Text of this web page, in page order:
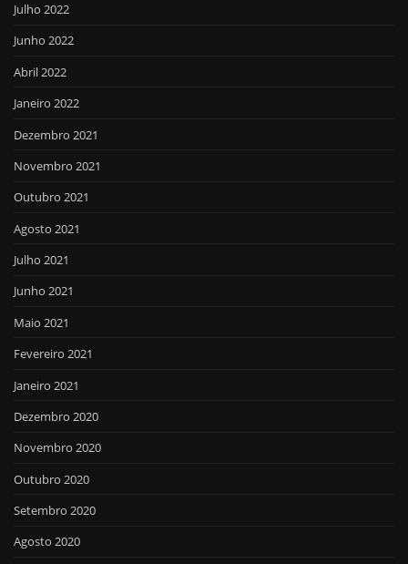
Julho 2022
Junho 2022
Abril 2022
Janeiro 2022
Dezembro 2021
Novembro 2021
Outubro 2021
Agosto 2021
Julho 2021
Junho 2021
Maio 2021
Fevereiro 2021
Janeiro 2021
Dezembro 2020
Novembro 2020
Outubro 2020
Setembro 2020
Agosto 2020